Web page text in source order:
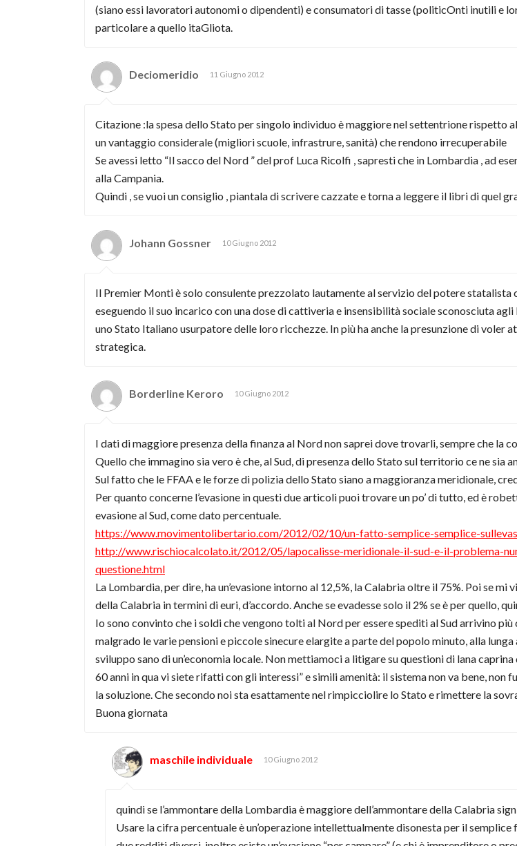
(siano essi lavoratori autonomi o dipendenti) e consumatori di tasse (politicOnti inutili e
particolare a quello itaGliota.
Deciomeridio 11 Giugno 2012
Citazione :la spesa dello Stato per singolo individuo è maggiore nel settentrione
un vantaggio considerale (migliori scuole, infrastrure, sanità) che rendono irrecuperabile
Se avessi letto “Il sacco del Nord ” del prof Luca Ricolfi , sapresti che in Lombardia , ad
alla Campania.
Quindi , se vuoi un consiglio , piantala di scrivere cazzate e torna a leggere il libri di quel
Johann Gossner 10 Giugno 2012
Il Premier Monti è solo consulente prezzolato lautamente al servizio del potere statalista
eseguendo il suo incarico con una dose di cattiveria e insensibilità sociale sconosciuta
uno Stato Italiano usurpatore delle loro ricchezze. In più ha anche la presunzione di voler
strategica.
Borderline Keroro 10 Giugno 2012
I dati di maggiore presenza della finanza al Nord non saprei dove trovarli, sempre che la
Quello che immagino sia vero è che, al Sud, di presenza dello Stato sul territorio ce ne sia
Sul fatto che le FFAA e le forze di polizia dello Stato siano a maggioranza meridionale,
Per quanto concerne l’evasione in questi due articoli puoi trovare un po’ di tutto, ed è
evasione al Sud, come dato percentuale.
https://www.movimentolibertario.com/2012/02/10/un-fatto-semplice-semplice-
http://www.rischiocalcolato.it/2012/05/lapocalisse-meridionale-il-sud-e-il-problema-
questione.html
La Lombardia, per dire, ha un’evasione intorno al 12,5%, la Calabria oltre il 75%. Poi se
della Calabria in termini di euri, d’accordo. Anche se evadesse solo il 2% se è per quello,
Io sono convinto che i soldi che vengono tolti al Nord per essere spediti al Sud arrivino
malgrado le varie pensioni e piccole sinecure elargite a parte del popolo minuto, alla
sviluppo sano di un’economia locale. Non mettiamoci a litigare su questioni di lana caprina
60 anni in qua vi siete rifatti con gli interessi” e simili amenità: il sistema non va bene, non
la soluzione. Che secondo noi sta esattamente nel rimpicciolire lo Stato e rimettere la
Buona giornata
maschile individuale 10 Giugno 2012
quindi se l’ammontare della Lombardia è maggiore dell’ammontare della Calabria
Usare la cifra percentuale è un’operazione intellettualmente disonesta per il